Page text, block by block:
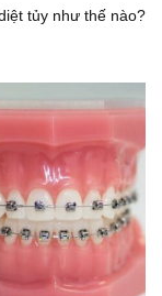
tủy như thế nào?